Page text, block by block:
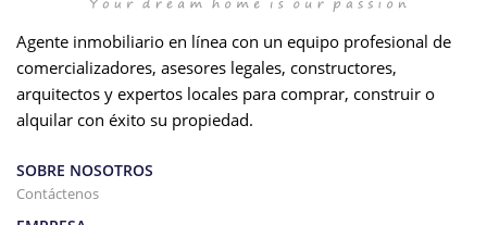
Agente inmobiliario en línea con un equipo profesional de
comercializadores, asesores legales, constructores,
arquitectos y expertos locales para comprar, construir o
alquilar con éxito su propiedad.
SOBRE NOSOTROS
Contáctenos